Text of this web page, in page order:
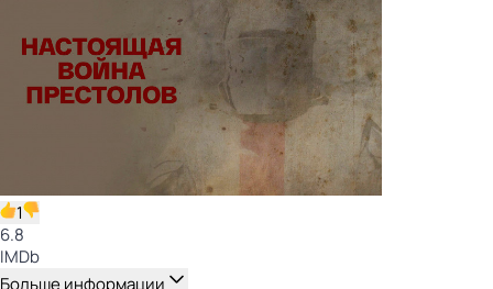
1
6.8
IMDb
Больше информации